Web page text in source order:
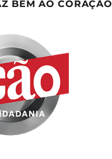
BEM AO CORAÇÃO